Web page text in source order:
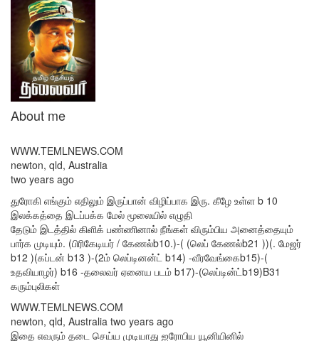
About me
WWW.TEMLNEWS.COM
newton, qld, Australia
two years ago
துரோகி எங்கும் எதிலும் இருப்பான் விழிப்பாக இரு. கீழே உள்ள b 10
இலக்கத்தை இடப்பக்க மேல் மூலையில் எழுதி
தேடும் இடத்தில் கிளிக் பண்ணினால் நீங்கள் விரும்பிய அனைத்தையும்
பார்க முடியும். (பிரிகேடியர் / கேணல்b10.)-( (லெப் கேணல்b21 ))(. மேஜர்
b12 )(கப்டன் b13 )-(2ம் லெப்டினன்ட் b14) -வீரவேங்கைb15)-(
உதவியாழர்) b16 -தலைவர் ஏனைய படம் b17)-(லெப்டின்ட்b19)B31
கரும்புலிகள்
WWW.TEMLNEWS.COM
newton, qld, Australia two years ago
இதை எவரும் தடை செய்ய முடியாது ஐரோபிய யூனியினில்